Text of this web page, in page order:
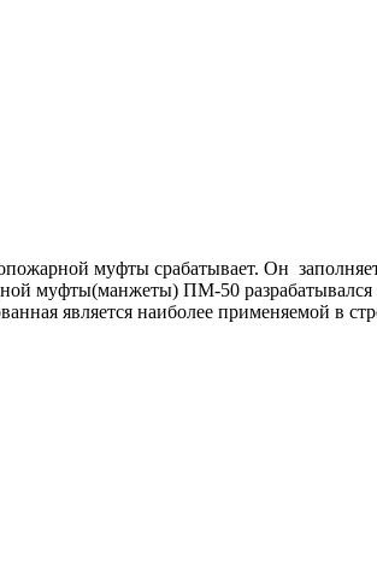
муфты срабатывает. Он
муфты(манжеты) ПМ-50 разрабатывался
является наиболее применяемой в